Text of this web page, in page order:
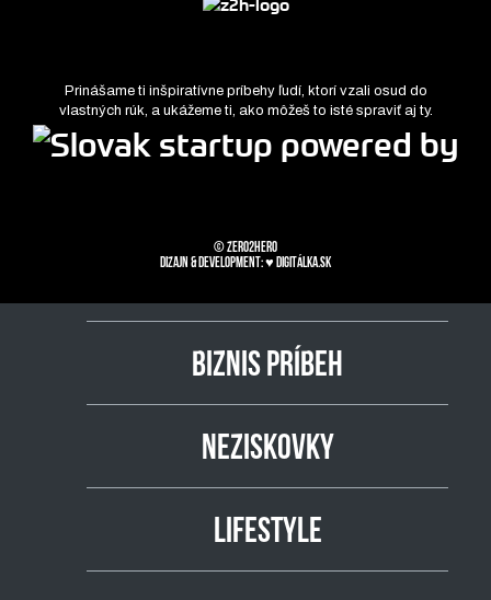
Prinášame ti inšpiratívne príbehy ľudí, ktorí vzali osud do
vlastných rúk, a ukážeme ti, ako môžeš to isté spraviť aj ty.
© zero2hero
Dizajn & development: ♥ Digitálka.sk
BIZNIS PRÍBEH
NEZISKOVKY
LIFESTYLE